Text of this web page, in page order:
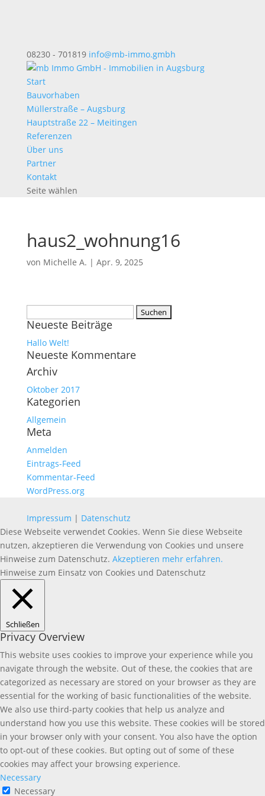
08230 - 701819 info@mb-immo.gmbh
Start
Bauvorhaben
Müllerstraße – Augsburg
Hauptstraße 22 – Meitingen
Referenzen
Über uns
Partner
Kontakt
Seite wählen
haus2_wohnung16
von Michelle A. | Apr. 9, 2025
nach:
Neueste Beiträge
Hallo Welt!
Neueste Kommentare
Archiv
Oktober 2017
Kategorien
Allgemein
Meta
Anmelden
Eintrags-Feed
Kommentar-Feed
WordPress.org
Impressum | Datenschutz
Diese Webseite verwendet Cookies. Wenn Sie diese Webseite
nutzen, akzeptieren die Verwendung von Cookies und unsere
Hinweise zum Datenschutz. Akzeptieren mehr erfahren.
Hinweise zum Einsatz von Cookies und Datenschutz
Schließen
Privacy Overview
This website uses cookies to improve your experience while you
navigate through the website. Out of these, the cookies that are
categorized as necessary are stored on your browser as they are
essential for the working of basic functionalities of the website.
We also use third-party cookies that help us analyze and
understand how you use this website. These cookies will be stored
in your browser only with your consent. You also have the option
to opt-out of these cookies. But opting out of some of these
cookies may affect your browsing experience.
Necessary
Necessary